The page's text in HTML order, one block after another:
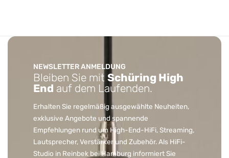
NEWSLETTER ANMELDUNG
Bleiben Sie mit Schüring High
End auf dem Laufenden.
Erhalten Sie regelmäßig ausgewählte Neuheiten,
exklusive Angebote und spannende
Empfehlungen rund um High-End-HiFi, Streaming,
Lautsprecher, Verstärker und Zubehör. Als HiFi-
Studio in Reinbek bei Hamburg informiert Sie